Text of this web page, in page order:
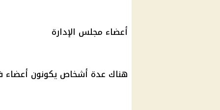
أعضاء مجلس الإدارة
هناك عدة أشخاص يكونون أعضاء